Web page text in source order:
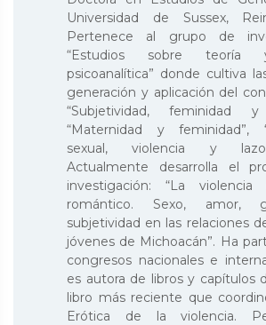
Universidad de Sussex,
Pertenece al grupo de
“Estudios sobre teoría
psicoanalítica” donde cultiva
generación y aplicación del
“Subjetividad, feminidad y
“Maternidad y feminidad”,
sexual, violencia y lazo
Actualmente desarrolla el
investigación: “La
romántico. Sexo, amor,
subjetividad en las relaciones
jóvenes de Michoacán”. Ha
congresos nacionales e
es autora de libros y capítulos
libro más reciente que
Erótica de la violencia.